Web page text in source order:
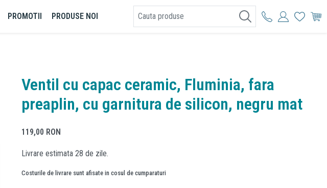
PROMOTII PRODUSE NOI
Ventil cu capac ceramic, Fluminia, fara
preaplin, cu garnitura de silicon, negru mat
119,00 RON
Livrare estimata 28 de zile.
Costurile de livrare sunt afisate in cosul de cumparaturi